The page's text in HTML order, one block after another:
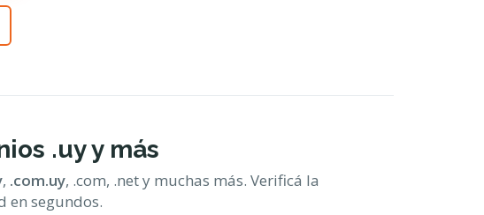
.uy y más
, .com.uy, .com, .net y muchas más. Verificá la
segundos.